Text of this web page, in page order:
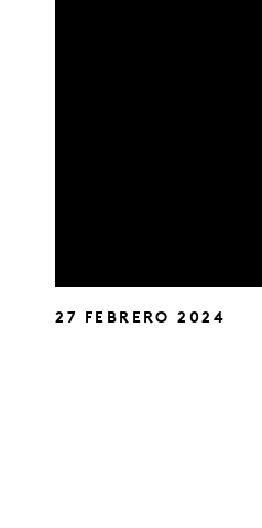
27 FEBRERO 2024